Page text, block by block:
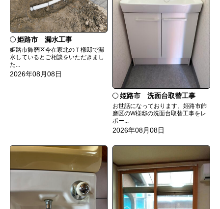
姫路市 漏水工事
姫路市飾磨区今在家北のＴ様邸で漏
水しているとご相談をいただきまし
た...
2026年08月08日
姫路市 洗面台取替工事
お世話になっております。姫路市飾
磨区のW様邸の洗面台取替工事をレ
ポー...
2026年08月08日